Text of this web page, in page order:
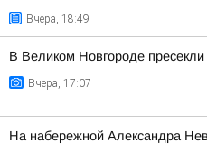
Вчера, 18:49
В Великом Новгороде
Вчера, 17:07
На набережной Александра